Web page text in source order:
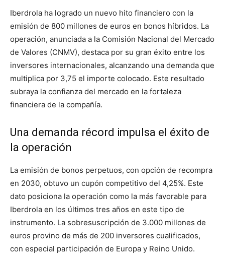
Iberdrola ha logrado un nuevo hito financiero con la
emisión de 800 millones de euros en bonos híbridos. La
operación, anunciada a la Comisión Nacional del Mercado
de Valores (CNMV), destaca por su gran éxito entre los
inversores internacionales, alcanzando una demanda que
multiplica por 3,75 el importe colocado. Este resultado
subraya la confianza del mercado en la fortaleza
financiera de la compañía.
Una demanda récord impulsa el éxito de
la operación
La emisión de bonos perpetuos, con opción de recompra
en 2030, obtuvo un cupón competitivo del 4,25%. Este
dato posiciona la operación como la más favorable para
Iberdrola en los últimos tres años en este tipo de
instrumento. La sobresuscripción de 3.000 millones de
euros provino de más de 200 inversores cualificados,
con especial participación de Europa y Reino Unido.